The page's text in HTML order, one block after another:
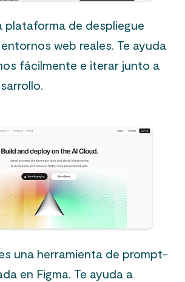
plataforma de despliegue
web reales. Te ayuda
fácilmente e iterar junto a
una herramienta de prompt-
en Figma. Te ayuda a